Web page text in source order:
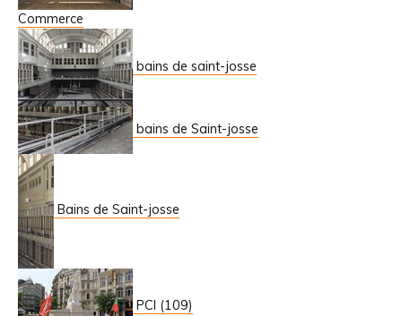
Commerce
bains de saint-josse
bains de Saint-josse
Bains de Saint-josse
PCI (109)